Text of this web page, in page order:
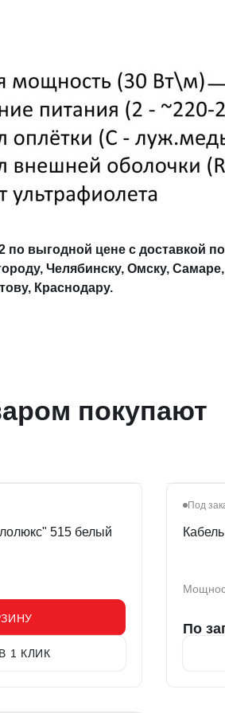
по выгодной цене с доставкой
Челябинску, Омску,
Краснодару.
покупают
515 белый
1 КЛИК
Под
По